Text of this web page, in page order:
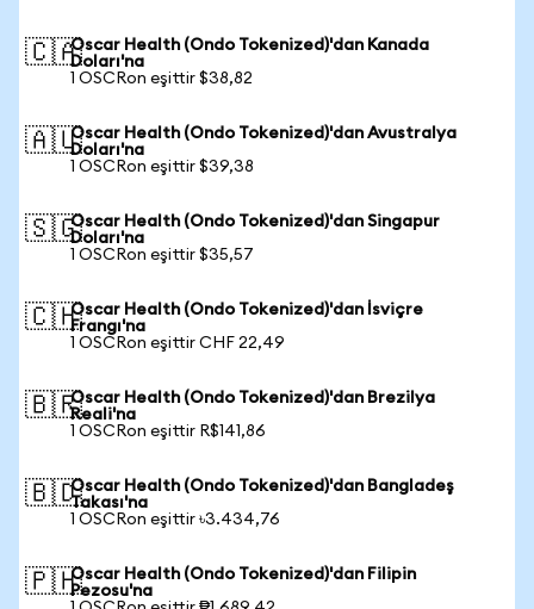
🇨🇦Oscar Health (Ondo Tokenized)'dan Kanada
Doları'na
1 OSCRon eşittir $38,82
🇦🇺Oscar Health (Ondo Tokenized)'dan Avustralya
Doları'na
1 OSCRon eşittir $39,38
🇸🇬Oscar Health (Ondo Tokenized)'dan Singapur
Doları'na
1 OSCRon eşittir $35,57
🇨🇭Oscar Health (Ondo Tokenized)'dan İsviçre
Frangı'na
1 OSCRon eşittir CHF 22,49
🇧🇷Oscar Health (Ondo Tokenized)'dan Brezilya
Reali'na
1 OSCRon eşittir R$141,86
🇧🇩Oscar Health (Ondo Tokenized)'dan Bangladeş
Takası'na
1 OSCRon eşittir ৳3.434,76
🇵🇭Oscar Health (Ondo Tokenized)'dan Filipin
Pezosu'na